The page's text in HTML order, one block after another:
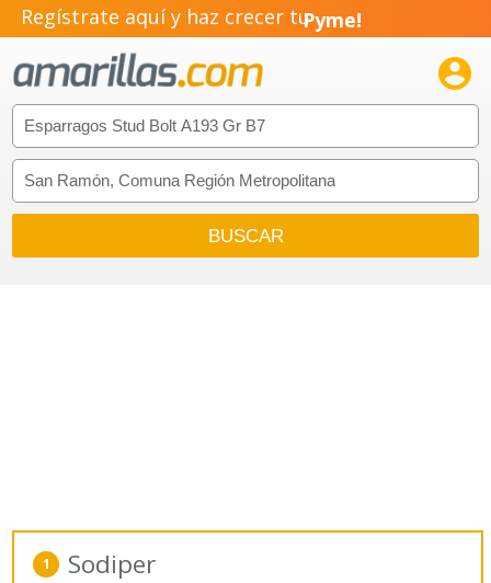
Regístrate aquí y haz crecer tuPyme!
Emprendimiento!

1 Sodiper